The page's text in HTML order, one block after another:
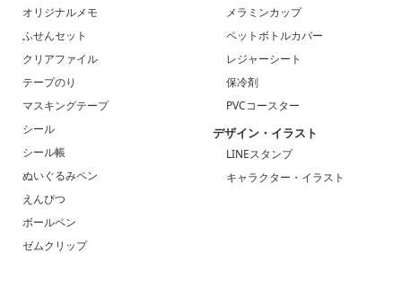
オリジナルメモ
ふせんセット
クリアファイル
テープのり
マスキングテープ
シール
シール帳
ぬいぐるみペン
えんぴつ
ボールペン
ゼムクリップ
メラミンカップ
ペットボトルカバー
レジャーシート
保冷剤
PVCコースター
デザイン・イラスト
LINEスタンプ
キャラクター・イラスト